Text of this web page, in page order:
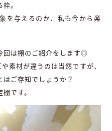
。
を与えるのか、私も今から楽
回は棚のご紹介をします◎
素材が違うのは当然ですが、
ご存知でしょうか？
です。